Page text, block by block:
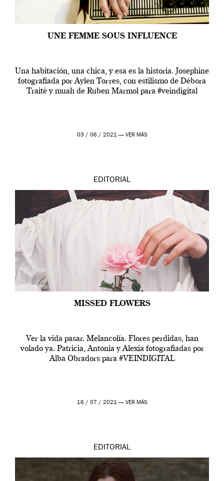
UNE FEMME SOUS INFLUENCE
Una habitación, una chica, y esa es la historia. Josephine
fotografiada por Aylen Torres, con estilismo de Débora
Traitè y muah de Ruben Marmol para #veindigital
03 / 06 / 2021 — VER MÁS
EDITORIAL
MISSED FLOWERS
Ver la vida pasar. Melancolía. Flores perdidas, han
volado ya. Patricia, Antonia y Alexia fotografiadas por
Alba Obradors para #VEINDIGITAL
16 / 07 / 2021 — VER MÁS
EDITORIAL